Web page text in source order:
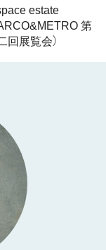
estate
第
回展覧会）